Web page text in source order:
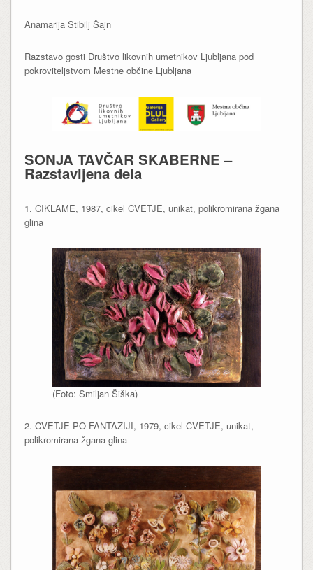
Anamarija Stibilj Šajn
Razstavo gosti Društvo likovnih umetnikov Ljubljana pod
pokroviteljstvom Mestne občine Ljubljana
SONJA TAVČAR SKABERNE –
Razstavljena dela
1. CIKLAME, 1987, cikel CVETJE, unikat, polikromirana žgana
glina
(Foto: Smiljan Šiška)
2. CVETJE PO FANTAZIJI, 1979, cikel CVETJE, unikat,
polikromirana žgana glina